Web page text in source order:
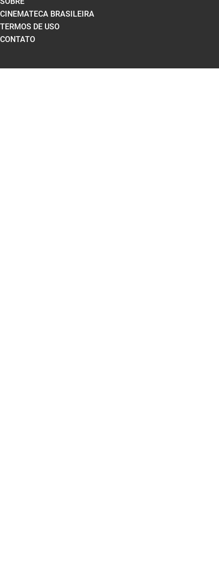
CINEMATECA BRASILEIRA
TERMOS DE USO
CONTATO